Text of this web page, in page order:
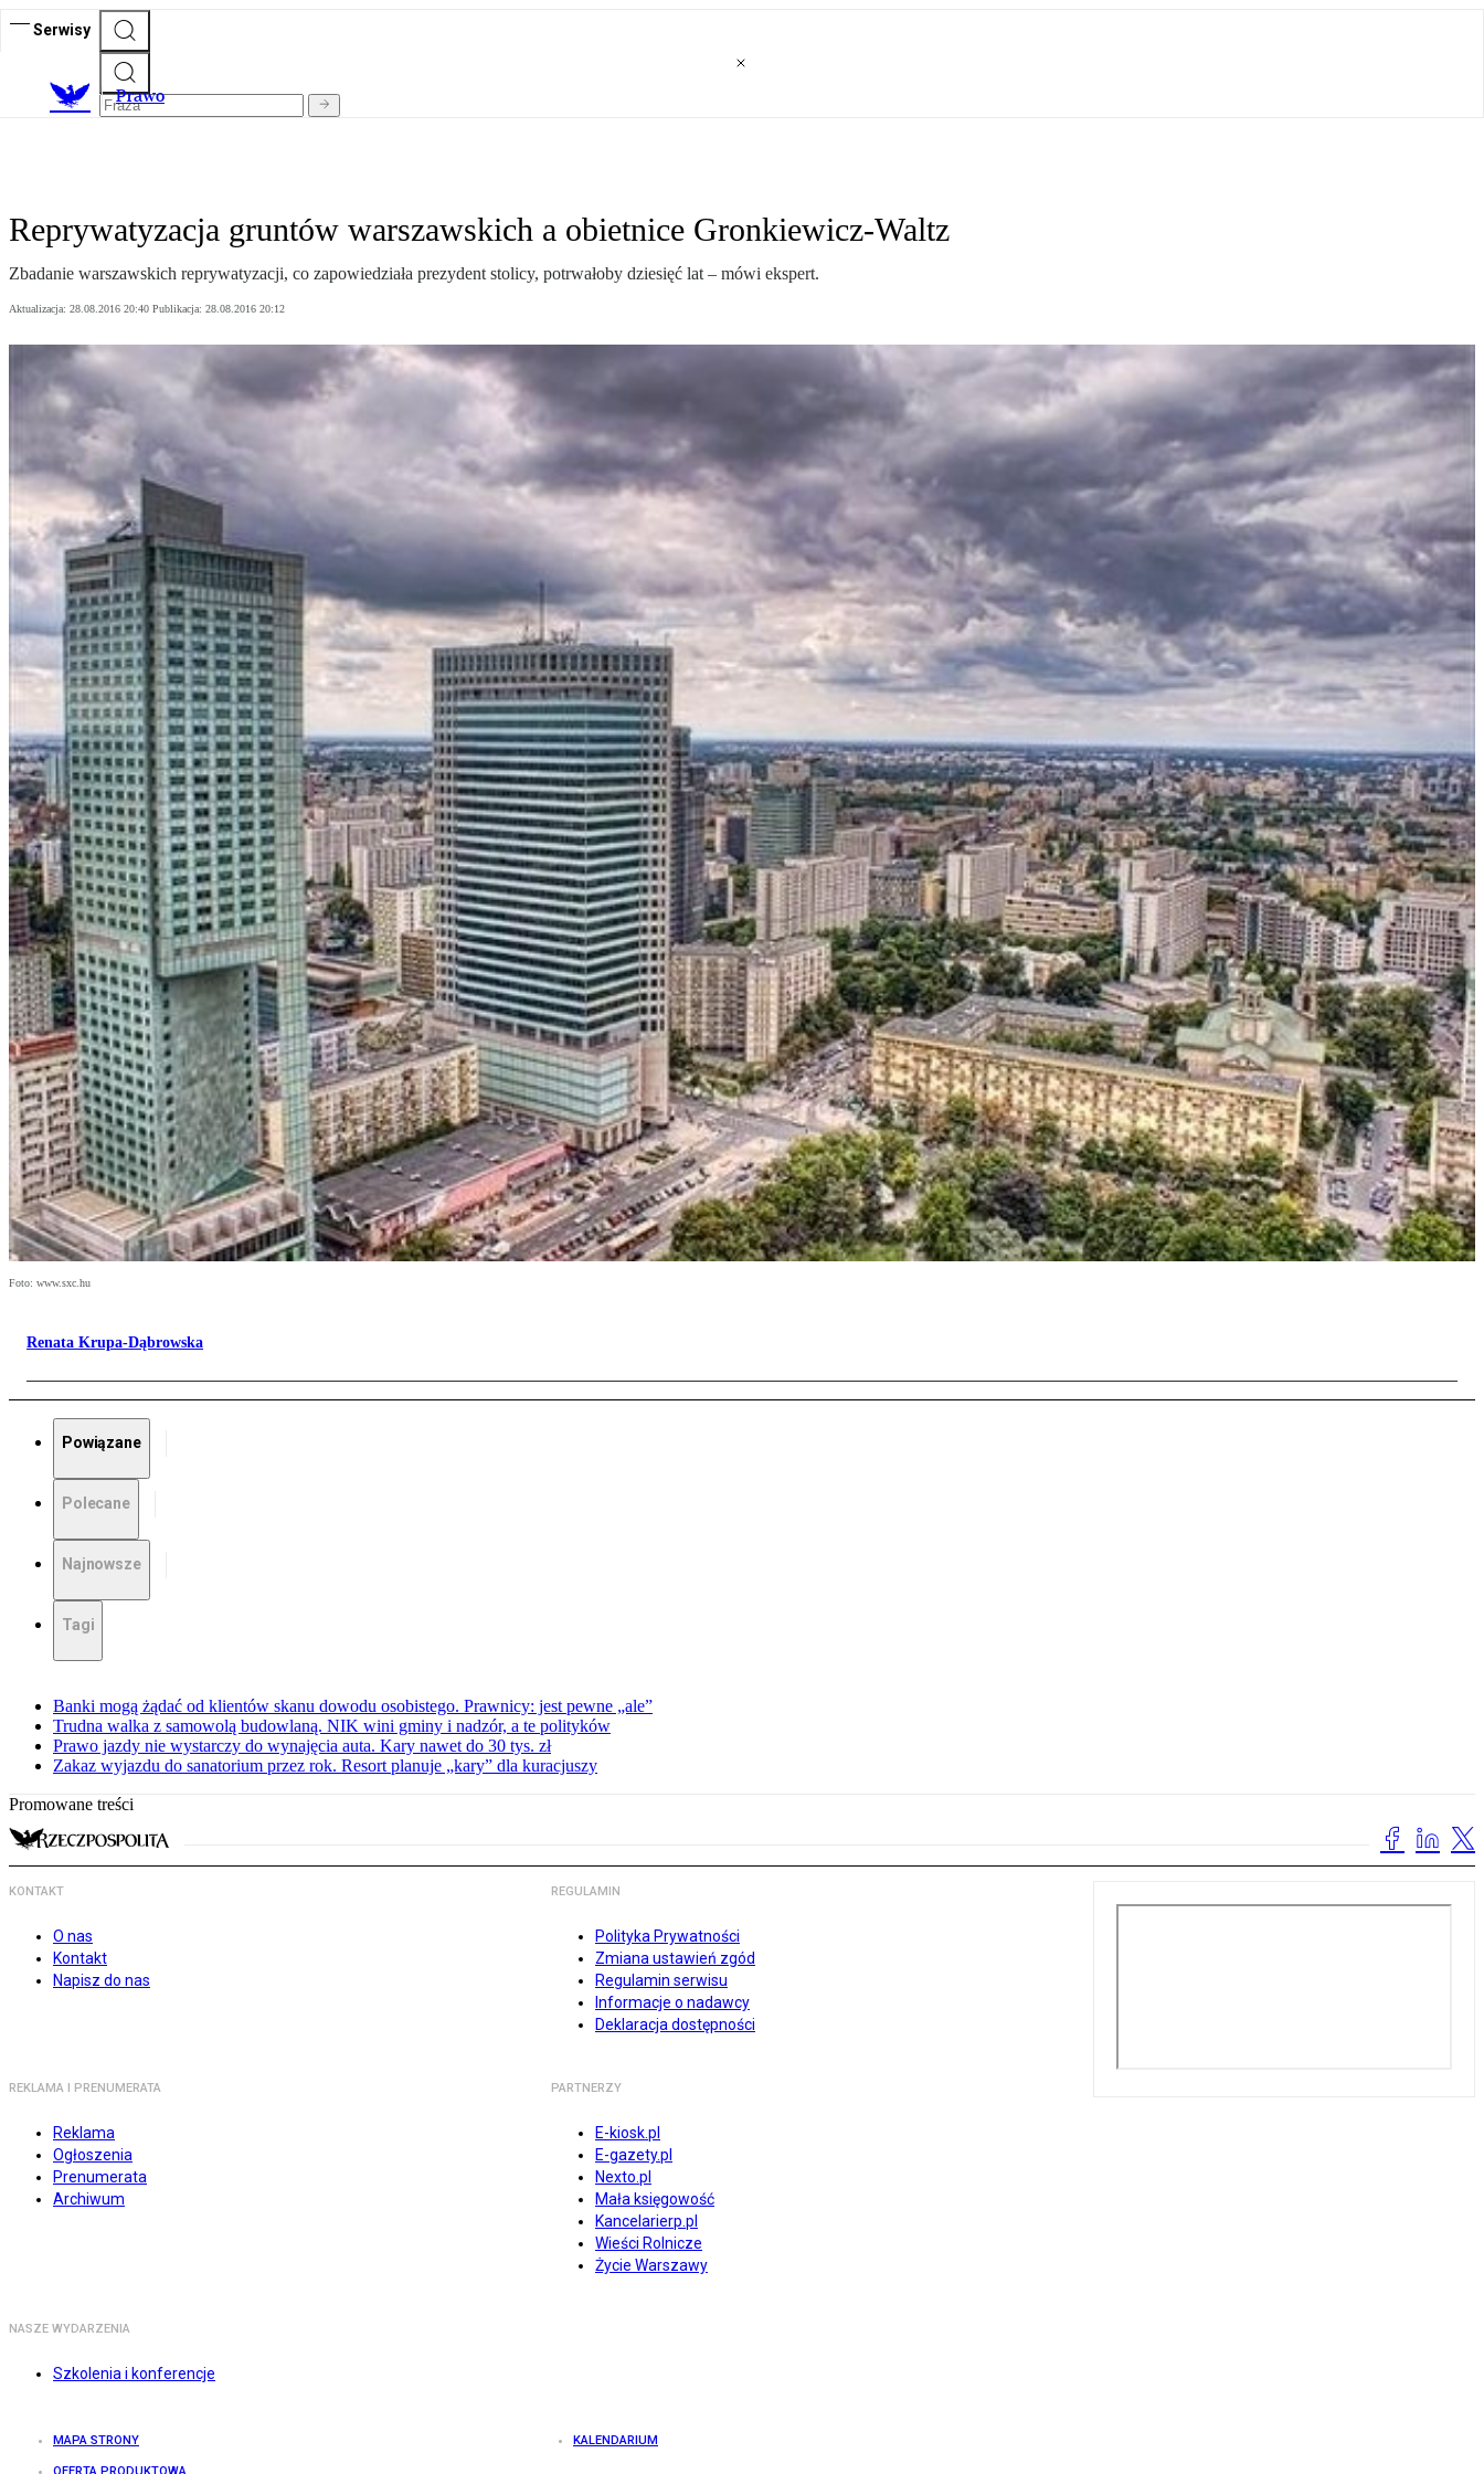
Serwisy
Prawo
Reprywatyzacja gruntów warszawskich a obietnice Gronkiewicz-Waltz
Zbadanie warszawskich reprywatyzacji, co zapowiedziała prezydent stolicy, potrwałoby dziesięć lat – mówi ekspert.
Aktualizacja: 28.08.2016 20:40 Publikacja: 28.08.2016 20:12
Foto: www.sxc.hu
Renata Krupa-Dąbrowska
Powiązane
Polecane
Najnowsze
Tagi
Banki mogą żądać od klientów skanu dowodu osobistego. Prawnicy: jest pewne „ale”
Trudna walka z samowolą budowlaną. NIK wini gminy i nadzór, a te polityków
Prawo jazdy nie wystarczy do wynajęcia auta. Kary nawet do 30 tys. zł
Zakaz wyjazdu do sanatorium przez rok. Resort planuje „kary” dla kuracjuszy
Promowane treści
KONTAKT
O nas
Kontakt
Napisz do nas
REGULAMIN
Polityka Prywatności
Zmiana ustawień zgód
Regulamin serwisu
Informacje o nadawcy
Deklaracja dostępności
REKLAMA I PRENUMERATA
Reklama
Ogłoszenia
Prenumerata
Archiwum
PARTNERZY
E-kiosk.pl
E-gazety.pl
Nexto.pl
Mała księgowość
Kancelarierp.pl
Wieści Rolnicze
Życie Warszawy
NASZE WYDARZENIA
Szkolenia i konferencje
MAPA STRONY KALENDARIUM